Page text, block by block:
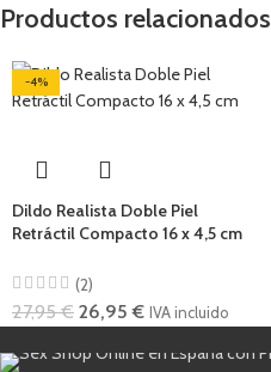
Productos relacionados
-4%
Dildo Realista Doble Piel
Retráctil Compacto 16 x 4,5 cm
(2)
27,95€ 26,95€ IVA incluido